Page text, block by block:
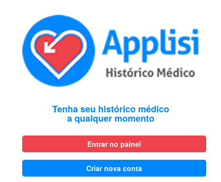
Tenha seu histórico médico
a qualquer momento
Entrar no painel
Criar nova conta